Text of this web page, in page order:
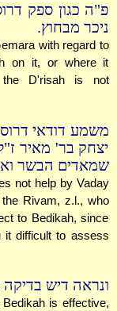
פ"ה כגון ספק
ניכר מבחוץ.
with regard to
on it, or where it
D'risah is not
משמע דודאי
יצחק בר' מאיר
שמאדים הבשר
not help by Vaday
Rivam, z.l., who
to Bedikah, since
it difficult to assess
ונראה דיש בדיקה
is effective,